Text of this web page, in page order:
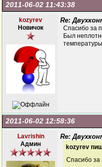
2011-06-02 11:43:38
kozyrev
Новичок
Re:
Спасибо за
Был
2011-06-02 12:58:36
Lavrishin
Админ
Re:
kozyrev
Спасибо за